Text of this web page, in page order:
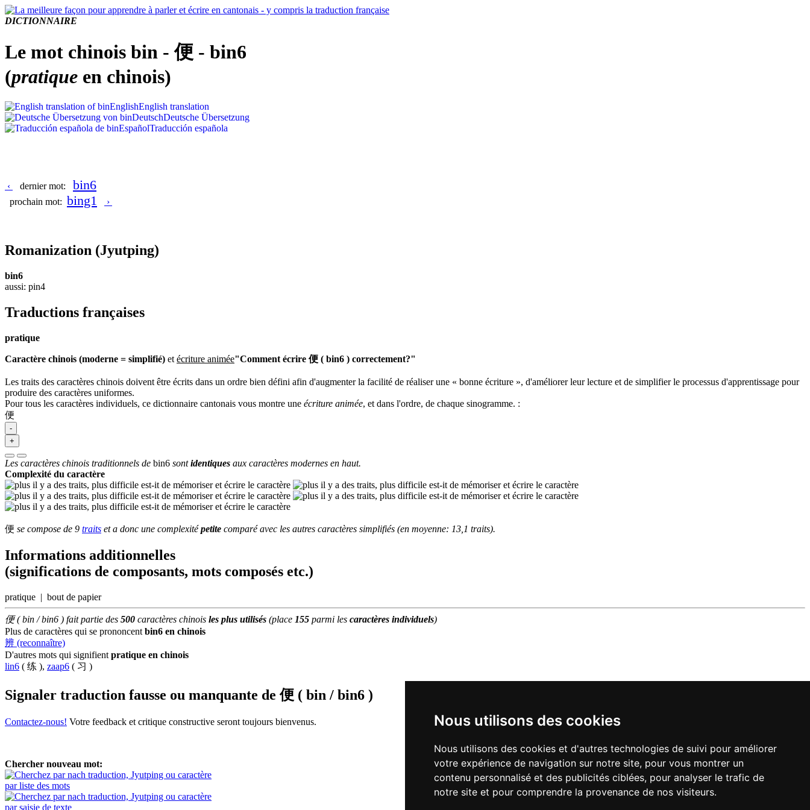
Nous utilisons des cookies
Nous utilisons des cookies et d'autres technologies de suivi pour améliorer
votre expérience de navigation sur notre site, pour vous montrer un
contenu personnalisé et des publicités ciblées, pour analyser le trafic de
notre site et pour comprendre la provenance de nos visiteurs.
DICTIONNAIRE
Le mot chinois bin - 便 - bin6
(pratique en chinois)
EnglishEnglish translation
DeutschDeutsche Übersetzung
EspañolTraducción española
‹ dernier mot: bin6
prochain mot: bing1 ›
Romanization (Jyutping)
bin6
aussi: pin4
Traductions françaises
pratique
Caractère chinois (moderne = simplifié) et écriture animée"Comment écrire 便 ( bin6 ) correctement?"
Les traits des caractères chinois doivent être écrits dans un ordre bien défini afin d'augmenter la facilité de réaliser une « bonne écriture », d'améliorer leur lecture et de simplifier le processus d'apprentissage pour
produire des caractères uniformes.
Pour tous les caractères individuels, ce dictionnaire cantonais vous montre une écriture animée, et dans l'ordre, de chaque sinogramme. :
便
-
+
Les caractères chinois traditionnels de bin6 sontidentiques aux caractères modernes en haut.
Complexité du caractère
便 se compose de 9 traits et a donc une complexitépetite comparé avec les autres caractères simplifiés (en moyenne: 13,1 traits).
Informations additionnelles
(significations de composants, mots composés etc.)
pratique | bout de papier
便 ( bin / bin6 ) fait partie des 500 caractères chinois les plus utilisés (place 155 parmi les caractères individuels)
Plus de caractères qui se prononcent bin6 en chinois
辨 (reconnaître)
D'autres mots qui signifient pratique en chinois
lin6 ( 练 ), zaap6 ( 习 )
Signaler traduction fausse ou manquante de便 ( bin / bin6 )
Contactez-nous! Votre feedback et critique constructive seront toujours bienvenus.
Chercher nouveau mot:
par liste des mots
par saisie de texte